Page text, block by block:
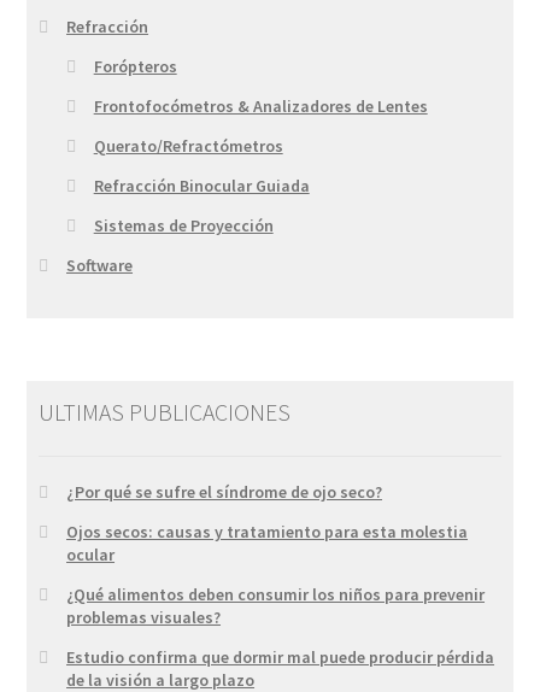
Refracción
Forópteros
Frontofocómetros & Analizadores de Lentes
Querato/Refractómetros
Refracción Binocular Guiada
Sistemas de Proyección
Software
ULTIMAS PUBLICACIONES
¿Por qué se sufre el síndrome de ojo seco?
Ojos secos: causas y tratamiento para esta molestia
ocular
¿Qué alimentos deben consumir los niños para prevenir
problemas visuales?
Estudio confirma que dormir mal puede producir pérdida
de la visión a largo plazo